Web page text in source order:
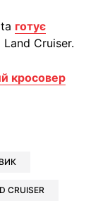
готує
Land Cruiser.
кросовер
у Whatsapp
у Messenger
у LinkedIn
CRUISER